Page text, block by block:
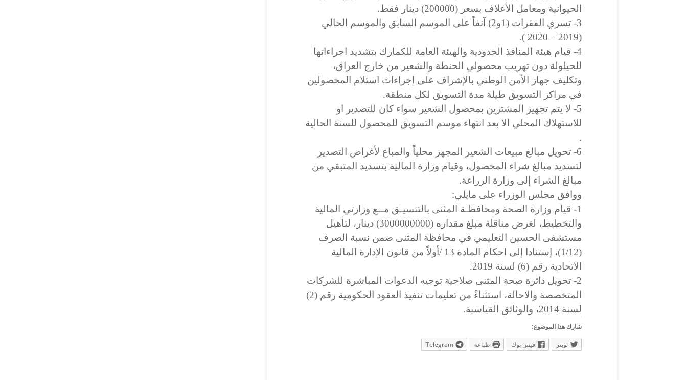
الحيوانية ومعامل الأعلاف بسعر (200000) دينار فقط.
3- تسري الفقرات (1و2) آنفاً على الموسم السابق والموسم الحالي
(2019 – 2020 ).
4- قيام هيئة المنافذ الحدودية والهيئة العامة للكمارك بتشديد اجراءاتها
للحيلولة دون تهريب محصولي الحنطة والشعير من خارج العراق،
وتكليف جهاز الأمن الوطني بالإشراف على إجراءات استلام المحصولين
في مراكز التسويق طيلة مدة التسويق لكل منطقة.
5- لا يتم تجهيز المشترين بمحصول الشعير سواء كان للتصدير او
للاستهلاك المحلي الا بعد انتهاء موسم التسويق للمحصول للسنة الحالية
.
6- تحويل مبالغ مبيعات الشعير المجهز محلياً والمباع لأغراض التصدير
لتسديد مبالغ شراء المحصول، وقيام وزارة المالية بتسديد المتبقي من
مبالغ الشراء إلى وزارة الزراعة.
ووافق مجلس الوزراء على مايلي:
1- قيام وزارة الصحة ومحافظـة المثنى بالتنسيـق مــع وزارتي المالية
والتخطيط، لغرض مناقلة مبلغ مقداره (3000000000) دينار، لتأهيل
مستشفى الحسين التعليمي في محافظة المثنى ضمن نسبة الصرف
(1/12)، إستنادا إلى احكام المادة 13 /أولاً من قانون الإدارة المالية
الاتحادية رقم (6) لسنة 2019.
2- تخويل دائرة صحة المثنى صلاحية توجيه الدعوات المباشرة للشركات
المتخصصة والاحالة، استثناءً من تعليمات تنفيذ العقود الحكومية رقم (2)
لسنة 2014، والوثائق القياسية.
شارك هذا الموضوع:
تويتر فيس بوك طباعة Telegram